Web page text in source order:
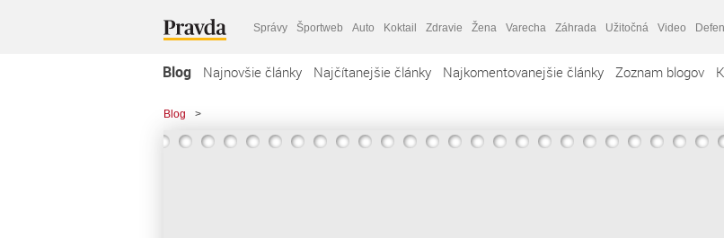
Správy Športweb Auto Koktail Zdravie Žena Varecha Záhrada Užitočná Video
Blog Najnovšie články Najčítanejšie články Najkomentovanejšie články Zoznam blogov
Blog >